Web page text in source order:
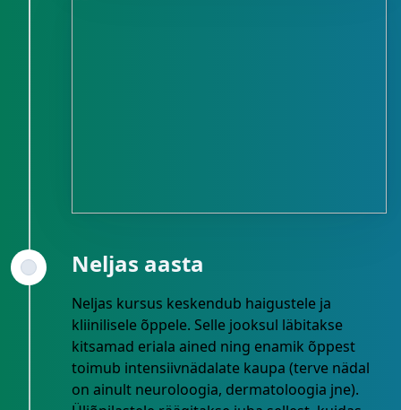
Neljas aasta
Neljas kursus keskendub haigustele ja
kliinilisele õppele. Selle jooksul läbitakse
kitsamad eriala ained ning enamik õppest
toimub intensiivnädalate kaupa (terve nädal
on ainult neuroloogia, dermatoloogia jne).